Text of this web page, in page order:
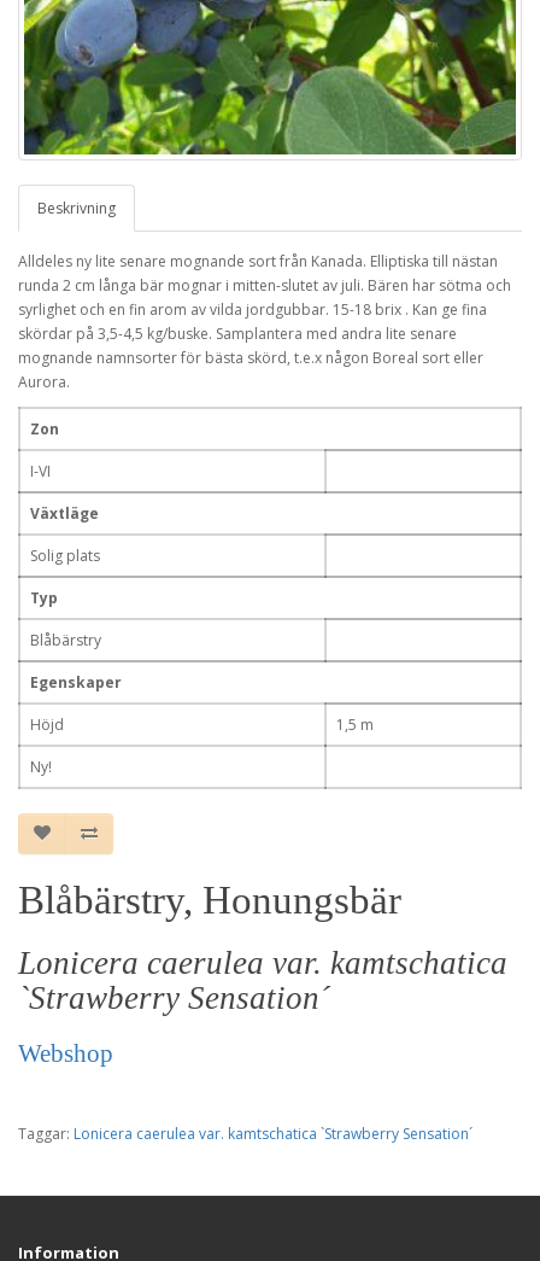
Beskrivning
Alldeles ny lite senare mognande sort från Kanada. Elliptiska till nästan
runda 2 cm långa bär mognar i mitten-slutet av juli. Bären har sötma och
syrlighet och en fin arom av vilda jordgubbar. 15-18 brix . Kan ge fina
skördar på 3,5-4,5 kg/buske. Samplantera med andra lite senare
mognande namnsorter för bästa skörd, t.e.x någon Boreal sort eller
Aurora.
Zon
I-VI
Växtläge
Solig plats
Typ
Blåbärstry
Egenskaper
Höjd 1,5 m
Ny!
Blåbärstry, Honungsbär
Lonicera caerulea var. kamtschatica
`Strawberry Sensation´
Webshop
Taggar: Lonicera caerulea var. kamtschatica `Strawberry Sensation´
Information